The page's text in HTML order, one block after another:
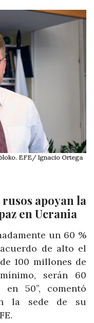
EFE/ Ignacio Ortega
apoyan la
en Ucrania
un 60 %
de alto el
100 millones de
serán 60
50”, comentó
la sede de su